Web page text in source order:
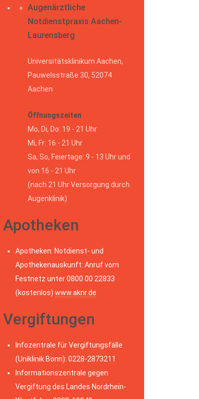
Augenärztliche
Notdienstpraxis Aachen-
Laurensberg
Universitätsklinikum Aachen,
Pauwelsstraße 30, 52074
Aachen
Öffnungszeiten
Mo, Di, Do: 19 - 21 Uhr
Mi, Fr: 16 - 21 Uhr
Sa, So, Feiertage: 9 - 13 Uhr und
von 16 - 21 Uhr
(nach 21 Uhr Versorgung durch
Augenklinik)
Apotheken
Apotheken: Notdienst- und
Apothekenauskunft: Anruf vom
Festnetz unter 0800 00 22833
(kostenlos) www.aknr.de
Vergiftungen
Infozentrale für Vergiftungsfälle
(Uniklinik Bonn): 0228-2873211
Informationszentrale gegen
Vergiftung des Landes Nordrhein-